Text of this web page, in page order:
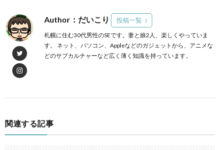
Author：だいこり 投稿一覧
札幌に住む30代男性のSEです。妻と娘2人、楽しくやっていま
す。 ネット、パソコン、Appleなどのガジェットから、アニメな
どのサブカルチャーなど広く薄く知識を持っています。
関連する記事